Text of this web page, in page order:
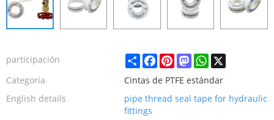
participación ShareFacebook
PinterestMastodonWhatsApp
X
Categoría
Cintas de PTFE estándar
English details
pipe thread seal tape for hydraulic
fittings